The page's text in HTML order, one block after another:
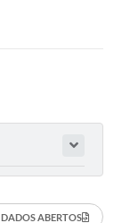
DADOS ABERTOS